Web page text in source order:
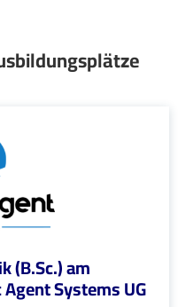
(B.Sc.) am
Systems UG